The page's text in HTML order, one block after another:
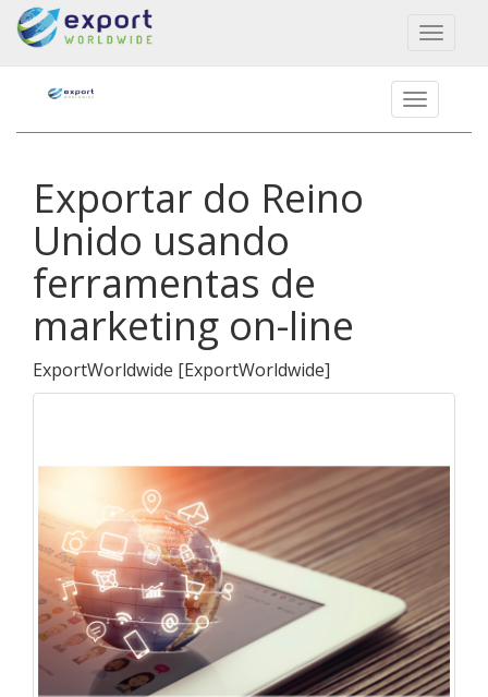
Toggle
Exportar do Reino
Unido usando
ferramentas de
marketing on-line
ExportWorldwide [ExportWorldwide]